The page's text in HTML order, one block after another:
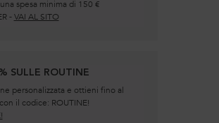
spesa minima di 150 €
-VAI AL SITO
SULLE ROUTINE
personalizzata e ottieni fino al
il codice: ROUTINE!